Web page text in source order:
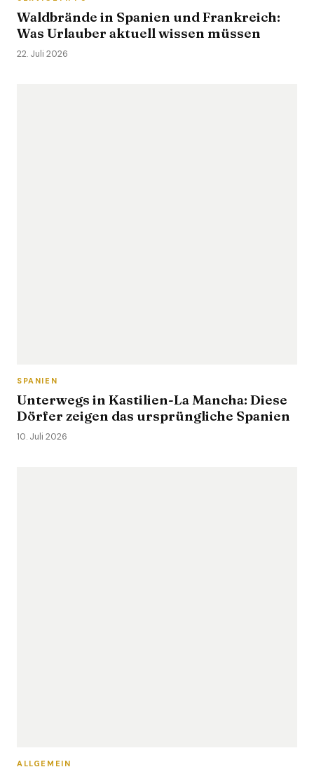
Waldbrände in Spanien und Frankreich:
Was Urlauber aktuell wissen müssen
22. Juli 2026
SPANIEN
Unterwegs in Kastilien-La Mancha: Diese
Dörfer zeigen das ursprüngliche Spanien
10. Juli 2026
ALLGEMEIN